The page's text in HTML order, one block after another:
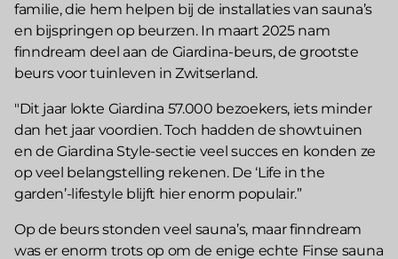
familie, die hem helpen bij de installaties van sauna’s
en bijspringen op beurzen. In maart 2025 nam
finndream deel aan de Giardina-beurs, de grootste
beurs voor tuinleven in Zwitserland.
"Dit jaar lokte Giardina 57.000 bezoekers, iets minder
dan het jaar voordien. Toch hadden de showtuinen
en de Giardina Style-sectie veel succes en konden ze
op veel belangstelling rekenen. De ‘Life in the
garden’-lifestyle blijft hier enorm populair.”
Op de beurs stonden veel sauna’s, maar finndream
was er enorm trots op om de enige echte Finse sauna